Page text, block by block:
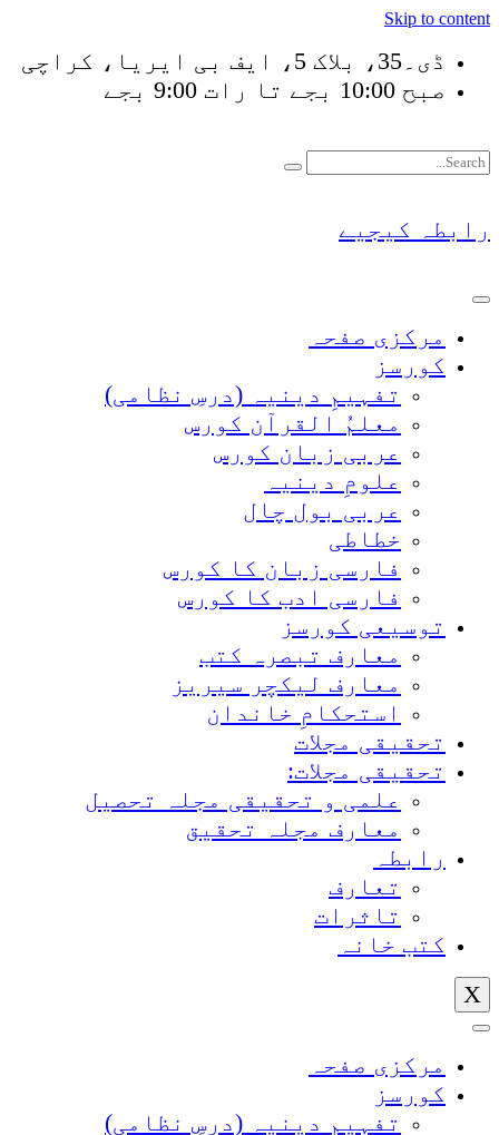
Skip to content
ڈی۔35، بلاک 5، ایف بی ایریا، کراچی
صبح 10:00 بجے تا رات 9:00 بجے
رابطہ کیجیے
مرکزی صفحہ
کورسز
تفہیمِ دینیہ (درسِ نظامی)
معلمُ القرآن کورس
عربی زبان کورس
علومِ دینیہ
عربی بول چال
خطاطی
فارسی زبان کا کورس
فارسی ادب کا کورس
توسیعی کورسز
معارف تبصرہ کتب
معارف لیکچر سیریز
استحکامِ خاندان
تحقیقی مجلات
تحقیقی مجلات:
علمی و تحقیقی مجلہ تحصیل
معارف مجلہ تحقیق
رابطہ
تعارف
تاثرات
کتب خانہ
X
مرکزی صفحہ
کورسز
تفہیمِ دینیہ (درسِ نظامی)